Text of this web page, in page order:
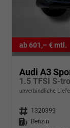
ab 601,– € mtl.
Audi A3
1.5 TFSI S-
unverbindliche
Fahrzeugnr. 1320399
Kraftstoff
Benzin